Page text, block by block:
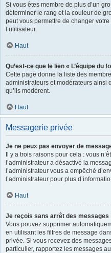
Si vous êtes membre de plus d’un
déterminer le rang et la couleur de
peut vous permettre de changer
l’utilisateur.
Haut
Qu’est-ce que le lien « L’équipe du
Cette page donne la liste des
administrateurs et modérateurs ainsi
qu’ils modèrent.
Haut
Messagerie privée
Je ne peux pas envoyer de
Il y a trois raisons pour cela : vous
l’administrateur a désactivé la
l’administrateur vous a empêché
l’administrateur pour plus
Haut
Je reçois sans arrêt des messages
Vous pouvez supprimer
en utilisant les filtres de message
privée. Si vous recevez des
particulier, rapportez les messages